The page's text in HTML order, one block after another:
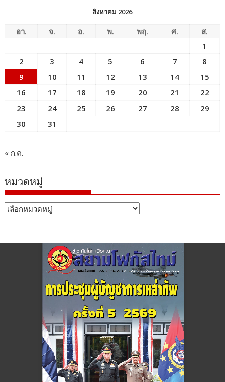
สิงหาคม 2026
อา. จ. อ. พ. พฤ. ศ.
ส.
1
2
3 4 5 6 7
8
9
10 11 12 13 14
15
16
17 18 19 20 21
22
23
24 25 26 27 28
29
30
31
« ก.ค.
หมวดหมู่
หมวด